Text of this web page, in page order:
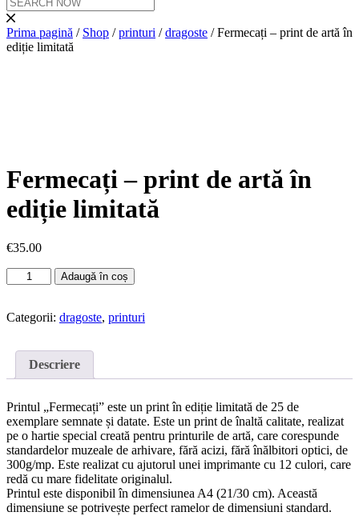
Prima pagină / Shop /printuri /dragoste / Fermecați – print de artă în
ediție limitată
Fermecați – print de artă în
ediție limitată
€35.00
Cantitate
Fermecați
print
artă
ediție
Adaugă în coș
Categorii: dragoste, printuri
Descriere
Printul „Fermecați” este un print în ediție limitată de 25 de
exemplare semnate și datate. Este un print de înaltă calitate, realizat
pe o hartie special creată pentru printurile de artă, care corespunde
standardelor muzeale de arhivare, fără acizi, fără înălbitori optici, de
300g/mp. Este realizat cu ajutorul unei imprimante cu 12 culori, care
redă cu mare fidelitate originalul.
Printul este disponibil în dimensiunea A4 (21/30 cm). Această
dimensiune se potrivește perfect ramelor de dimensiuni standard.